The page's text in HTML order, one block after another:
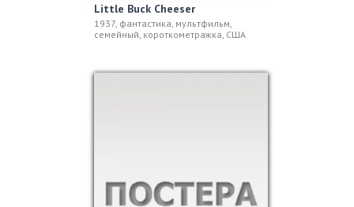
Little Buck Cheeser
1937, фантастика, мультфильм,
семейный, короткометражка, США